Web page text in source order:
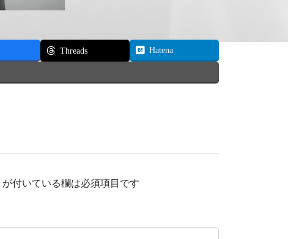
Threads Hatena
が付いている欄は必須項目です